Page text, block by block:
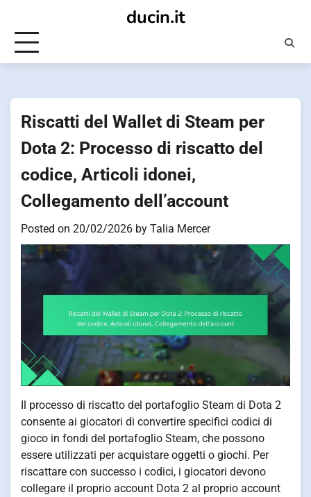
content
ducin.it
Riscatti del Wallet di Steam per
Dota 2: Processo di riscatto del
codice, Articoli idonei,
Collegamento dell’account
Posted on 20/02/2026 by Talia Mercer
Il processo di riscatto del portafoglio Steam di Dota 2
consente ai giocatori di convertire specifici codici di
gioco in fondi del portafoglio Steam, che possono
essere utilizzati per acquistare oggetti o giochi. Per
riscattare con successo i codici, i giocatori devono
collegare il proprio account Dota 2 al proprio account